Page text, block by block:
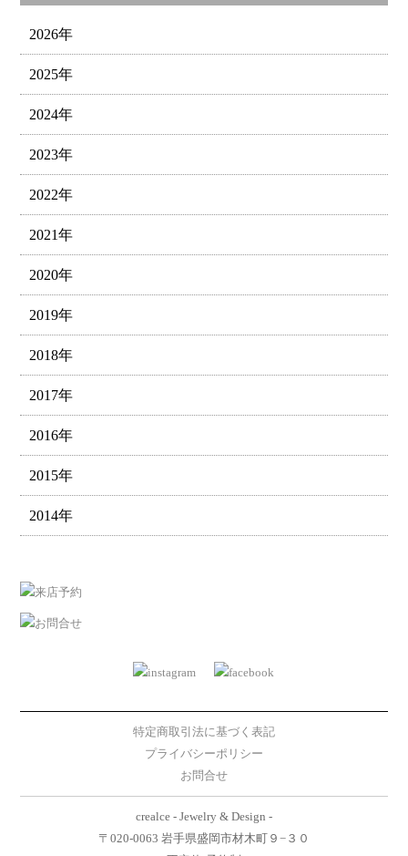
2026年
2025年
2024年
2023年
2022年
2021年
2020年
2019年
2018年
2017年
2016年
2015年
2014年
特定商取引法に基づく表記
プライバシーポリシー
お問合せ
crealce - Jewelry & Design -
〒020-0063 岩手県盛岡市材木町９−３０